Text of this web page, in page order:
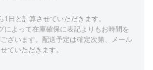
1日と計算させていただきます。
によって在庫確保に表記よりもお時間を
ざいます。配送予定は確定次第、メール
ていただきます。